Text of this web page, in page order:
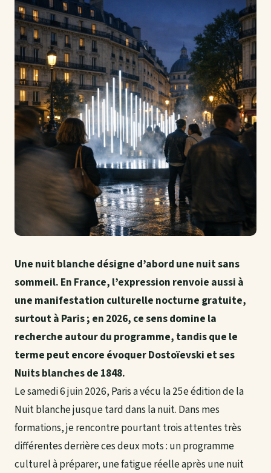
Une nuit blanche désigne d’abord une nuit sans
sommeil. En France, l’expression renvoie aussi à
une manifestation culturelle nocturne gratuite,
surtout à Paris ; en 2026, ce sens domine la
recherche autour du programme, tandis que le
terme peut encore évoquer Dostoïevski et ses
Nuits blanches de 1848.
Le samedi 6 juin 2026, Paris a vécu la 25e édition de la
Nuit blanche jusque tard dans la nuit. Dans mes
formations, je rencontre pourtant trois attentes très
différentes derrière ces deux mots : un programme
culturel à préparer, une fatigue réelle après une nuit